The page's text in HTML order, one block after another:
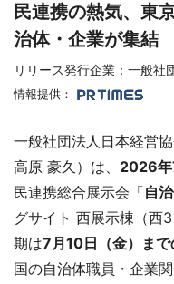
民連携の熱気、東
治体・企業が集結
リリース発行企業：一般社
情報提供：
一般社団法人日本経営
高原 豪久）は、 2026年
民連携総合展示会「自
グサイト 西展示棟（西
期は7月10日（金）まで
国の自治体職員・企業